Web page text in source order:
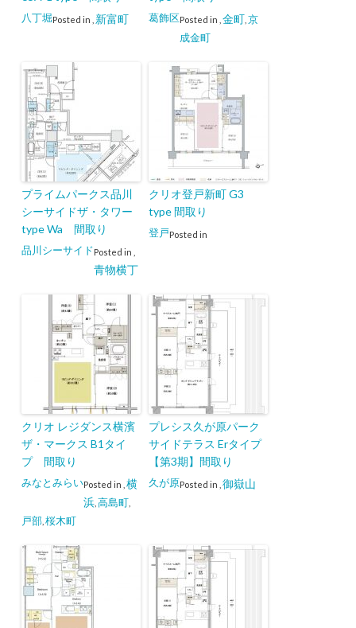
Posted in
八丁堀 新富町 Posted in
葛飾区 金町 京
成金町
プライムパークス品川
シーサイドザ・タワー
type Wa 間取り
Posted in
品川シーサイド
青物横丁
クリオ登戸新町 G3
type 間取り
Posted in
登戸
クリオ レジダンス横濱
ザ・マークス B1タイ
プ 間取り
Posted in
みなとみらい
横
浜, 高島町
戸部, 桜木町
プレシス久が原パーク
サイドテラス Erタイプ
【第3期】間取り
Posted in
久が原 御嶽山